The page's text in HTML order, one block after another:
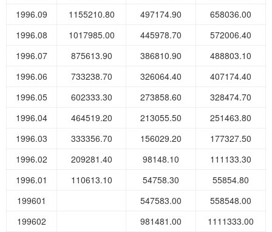
1996.09
1155210.80 497174.90
658036.00
1996.08
1017985.00 445978.70
572006.40
1996.07
875613.90 386810.90
488803.10
1996.06
733238.70 326064.40
407174.40
1996.05
602333.30 273858.60
328474.70
1996.04
464519.20 213055.50
251463.80
1996.03
333356.70 156029.20
177327.50
1996.02
209281.40 98148.10
111133.30
1996.01
110613.10 54758.30
55854.80
199601
547583.00
558548.00
199602
981481.00
1111333.00